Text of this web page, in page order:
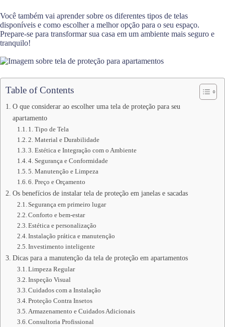
Você também vai aprender sobre os diferentes tipos de telas
disponíveis e como escolher a melhor opção para o seu espaço.
Prepare-se para transformar sua casa em um ambiente mais seguro e
tranquilo!
Table of Contents
O que considerar ao escolher uma tela de proteção para seu
apartamento
1. Tipo de Tela
2. Material e Durabilidade
3. Estética e Integração com o Ambiente
4. Segurança e Conformidade
5. Manutenção e Limpeza
6. Preço e Orçamento
Os benefícios de instalar tela de proteção em janelas e sacadas
Segurança em primeiro lugar
Conforto e bem-estar
Estética e personalização
Instalação prática e manutenção
Investimento inteligente
Dicas para a manutenção da tela de proteção em apartamentos
Limpeza Regular
Inspeção Visual
Cuidados com a Instalação
Proteção Contra Insetos
Armazenamento e Cuidados Adicionais
Consultoria Profissional